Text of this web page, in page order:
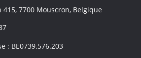
415, 7700 Mouscron, Belgique
: BE0739.576.203